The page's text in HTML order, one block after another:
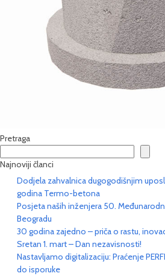
Pretraga
Najnoviji članci
Dodjela zahvalnica dugogodišnjim
godina Termo-betona
Posjeta naših inženjera 50.
Beogradu
30 godina zajedno – priča o rastu,
Sretan 1. mart – Dan nezavisnosti!
Nastavljamo digitalizaciju: Praćenje
do isporuke